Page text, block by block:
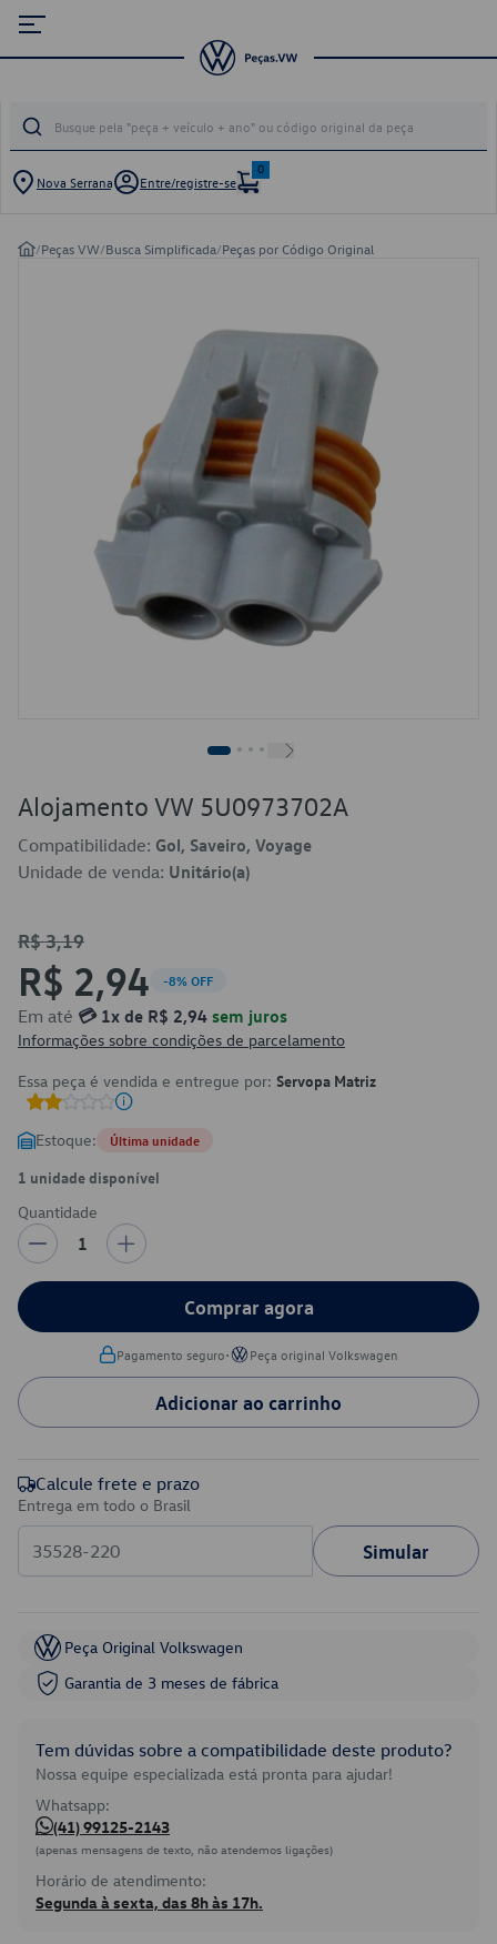
Nova Serrana Entre/registre-se
0
/Peças VW/Busca Simplificada/Peças por Código Original
Alojamento VW 5U0973702A
Compatibilidade: Gol, Saveiro, Voyage
Unidade de venda: Unitário(a)
R$ 3,19
R$ 2,94 -8% OFF
Em até 💳 1x de R$ 2,94 sem juros
Informações sobre condições de parcelamento
Essa peça é vendida e entregue por: Servopa Matriz
Estoque: Última unidade
1 unidade disponível
Quantidade
1
Comprar agora
Pagamento seguro• Peça original Volkswagen
Adicionar ao carrinho
Calcule frete e prazo
Entrega em todo o Brasil
Simular
Peça Original Volkswagen
Garantia de 3 meses de fábrica
Tem dúvidas sobre a compatibilidade deste produto?
Nossa equipe especializada está pronta para ajudar!
Whatsapp:
(41) 99125-2143
(apenas mensagens de texto, não atendemos ligações)
Horário de atendimento:
Segunda à sexta, das 8h às 17h.